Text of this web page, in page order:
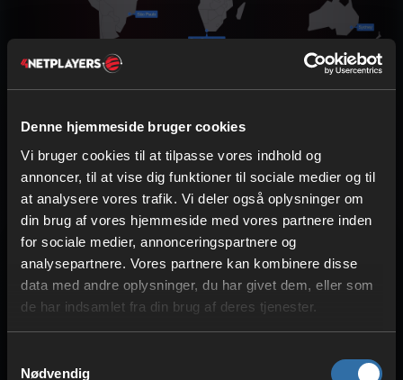
Denne hjemmeside bruger cookies
Vi bruger cookies til at tilpasse vores indhold og
annoncer, til at vise dig funktioner til sociale medier og til
at analysere vores trafik. Vi deler også oplysninger om
din brug af vores hjemmeside med vores partnere inden
for sociale medier, annonceringspartnere og
analysepartnere. Vores partnere kan kombinere disse
data med andre oplysninger, du har givet dem, eller som
de har indsamlet fra din brug af deres tjenester.
Nødvendig
Højtydende teknologi til
din DUCKSIDE